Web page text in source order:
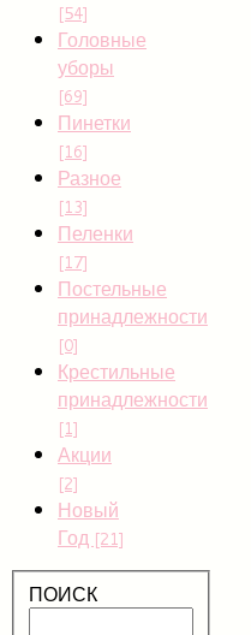
[54]
Головные
уборы
[69]
Пинетки
[16]
Разное
[13]
Пеленки
[17]
Постельные
принадлежности
[0]
Крестильные
принадлежности
[1]
Акции
[2]
Новый
Год [21]
ПОИСК